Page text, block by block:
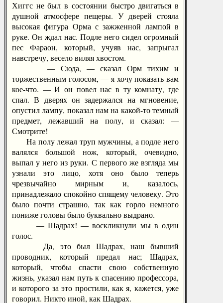
Хиггс не был в состоянии быстро двигаться в
душной атмосфере пещеры. У дверей стояла
высокая фигура Орма с зажженной лампой в
руке. Он ждал нас. Подле него сидел огромный
пес Фараон, который, учуяв нас, запрыгал
навстречу, весело виляя хвостом.
— Сюда, — сказал Орм тихим и
торжественным голосом, — я хочу показать вам
кое-что. — И он повел нас в ту комнату, где
спал. В дверях он задержался на мгновение,
опустил лампу, показал нам на какой-то темный
предмет, лежавший на полу, и сказал: —
Смотрите!
На полу лежал труп мужчины, а подле него
валялся большой нож, который, очевидно,
выпал у него из руки. С первого же взгляда мы
узнали это лицо, хотя оно было теперь
чрезвычайно мирным и, казалось,
принадлежало спокойно спящему человеку. Это
было почти страшно, так как горло немного
пониже головы было буквально выдрано.
— Шадрах! — воскликнули мы в один
голос.
Да, это был Шадрах, наш бывший
проводник, который предал нас; Шадрах,
который, чтобы спасти свою собственную
жизнь, указал нам путь к спасению профессора,
и которого за это простили, как я, кажется, уже
говорил. Никто иной, как Шадрах.